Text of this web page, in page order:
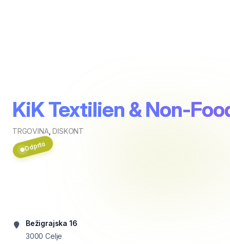
KiK Textilien & Non-
TRGOVINA,DISKONT
Odprto
Bežigrajska 16
3000 Celje